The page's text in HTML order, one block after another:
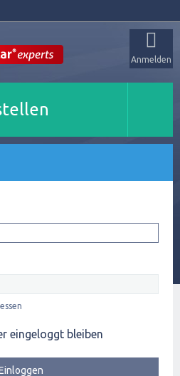
Anmelden
eingeloggt bleiben